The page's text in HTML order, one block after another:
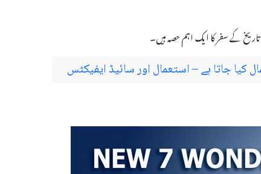
تاریخ کے سفر کا ایک اہم حصہ ہیں۔